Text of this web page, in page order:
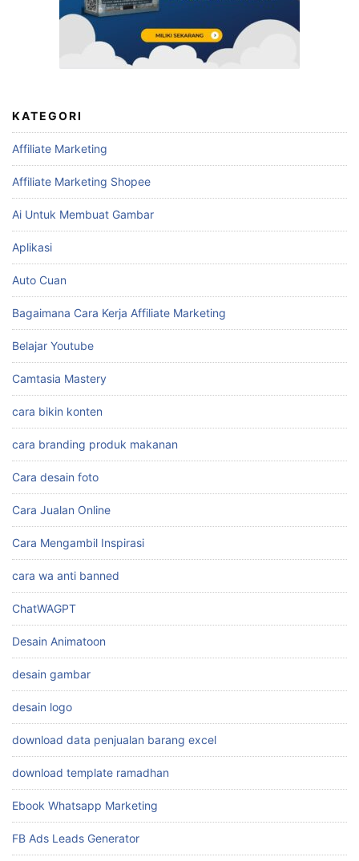
KATEGORI
Affiliate Marketing
Affiliate Marketing Shopee
Ai Untuk Membuat Gambar
Aplikasi
Auto Cuan
Bagaimana Cara Kerja Affiliate Marketing
Belajar Youtube
Camtasia Mastery
cara bikin konten
cara branding produk makanan
Cara desain foto
Cara Jualan Online
Cara Mengambil Inspirasi
cara wa anti banned
ChatWAGPT
Desain Animatoon
desain gambar
desain logo
download data penjualan barang excel
download template ramadhan
Ebook Whatsapp Marketing
FB Ads Leads Generator